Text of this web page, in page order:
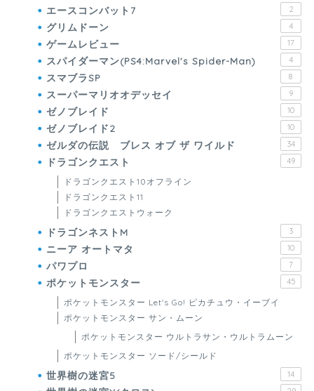
エースコンバット7 2
グリムドーン 4
ゲームレビュー 17
スパイダーマン(PS4:Marvel's Spider-Man) 4
スマブラSP 8
スーパーマリオオデッセイ 9
ゼノブレイド 10
ゼノブレイド2 10
ゼルダの伝説 ブレス オブ ザ ワイルド 34
ドラゴンクエスト 49
ドラゴンクエスト10オフライン
ドラゴンクエスト11
ドラゴンクエストウォーク
ドラゴンネストM 3
ニーア オートマタ 10
パワプロ 7
ポケットモンスター 45
ポケットモンスター Let's Go! ピカチュウ・イーブイ
ポケットモンスター サン・ムーン
ポケットモンスター ウルトラサン・ウルトラムーン
ポケットモンスター ソード/シールド
世界樹の迷宮5 14